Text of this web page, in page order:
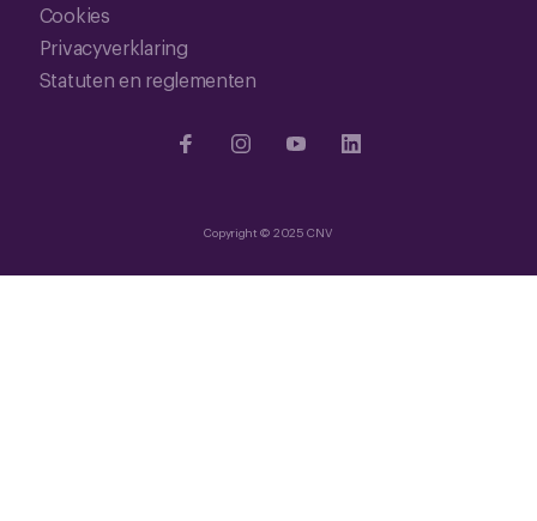
Cookies
Privacyverklaring
Statuten en reglementen
Copyright © 2025 CNV